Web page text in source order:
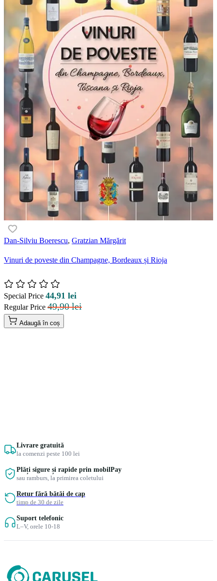
Dan-Silviu Boerescu, Gratzian Mărgărit
Vinuri de poveste din Champagne, Bordeaux și Rioja
Special Price 44,91 lei
Regular Price 49,90 lei
Adaugă în coș
Livrare gratuită
la comenzi peste 100 lei
Plăți sigure și rapide prin mobilPay
sau ramburs, la primirea coletului
Retur fără bătăi de cap
timp de 30 de zile
Suport telefonic
L–V, orele 10-18